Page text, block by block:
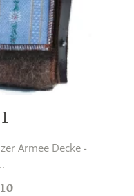
Armee Decke -